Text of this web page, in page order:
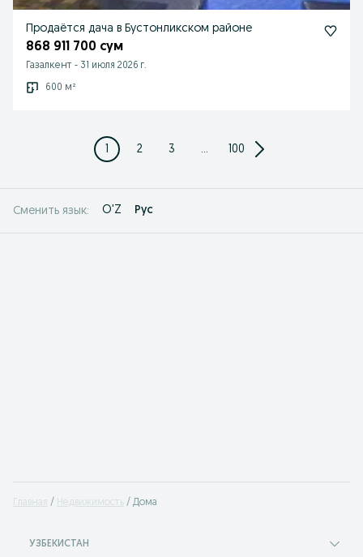
Продаётся дача в Бустонликском районе
868 911 700 сум
Газалкент - 31 июля 2026 г.
600 м²
1 2 3 ... 100
Сменить язык: O'Z Рус
Главная Недвижимость Дома
УЗБЕКИСТАН